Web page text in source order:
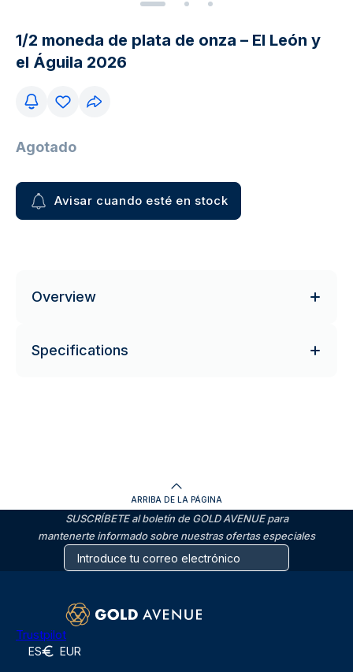
1/2 moneda de plata de onza – El León y
el Águila 2026
Agotado
Avisar cuando esté en stock
Overview
Specifications
ARRIBA DE LA PÁGINA
SUSCRÍBETE al boletín de GOLD AVENUE para
mantenerte informado sobre nuestras ofertas especiales
Trustpilot
ES EUR